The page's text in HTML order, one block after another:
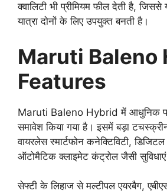
क्वालिटी भी प्रीमियम फील देती है,
यात्रा दोनों के लिए उपयुक्त बनती है।
Maruti Baleno
Features
Maruti Baleno Hybrid में आधुनिक
समावेश किया गया है। इसमें बड़ा
वायरलेस स्मार्टफोन कनेक्टिविटी,
ऑटोमैटिक क्लाइमेट कंट्रोल जैसी
सेफ्टी के लिहाज से मल्टीपल एयरबैग,